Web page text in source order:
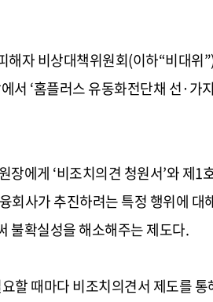
자 비상대책위원회(이하“비대위
서 ‘홈플러스 유동화전단채 선·가
에게 ‘비조치의견 청원서’와 제1
회사가 추진하려는 특정 행위에 대
불확실성을 해소해주는 제도다.
할 때마다 비조치의견서 제도를 통